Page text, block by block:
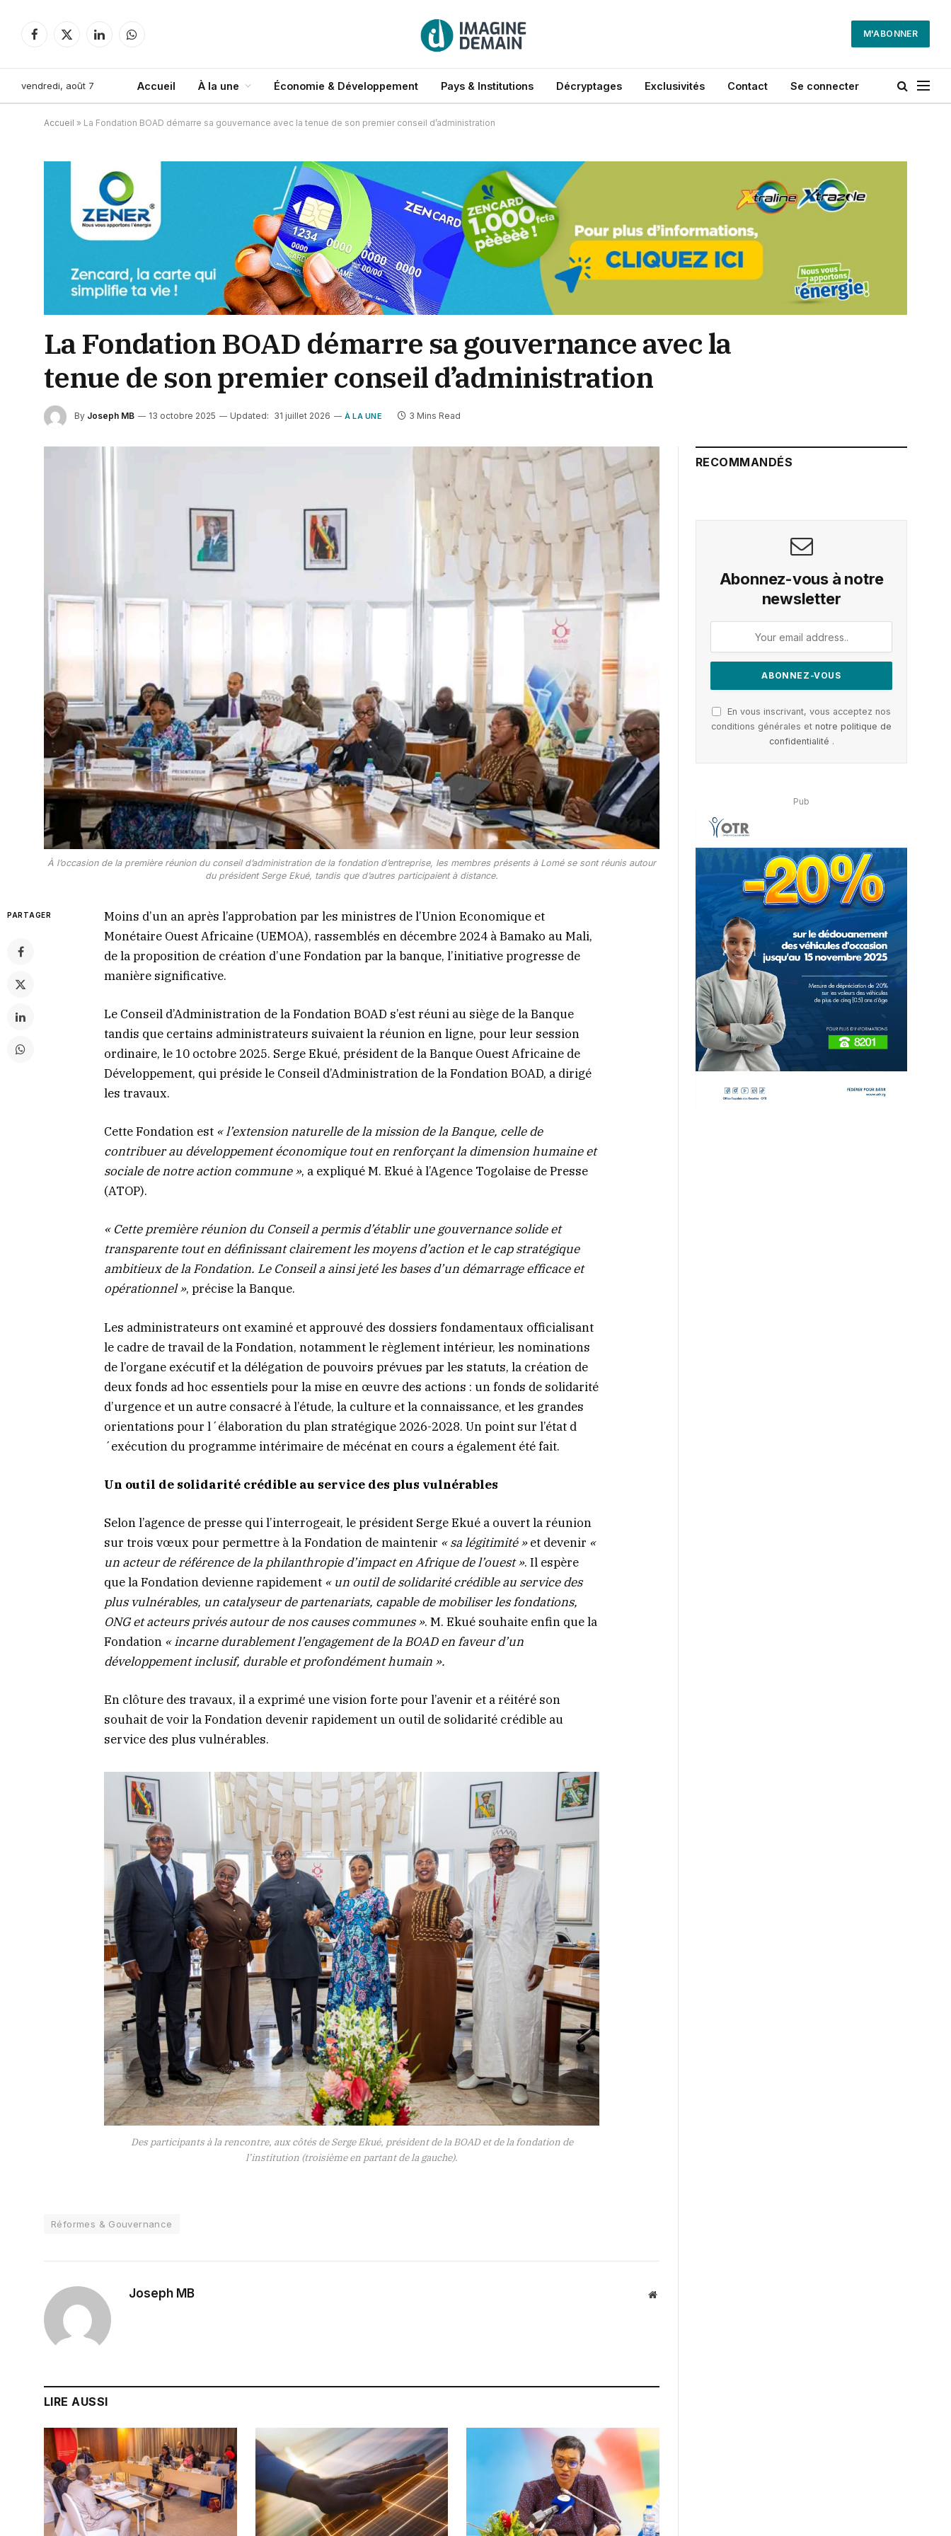
Facebook
X
LinkedInWhatsApp
M'ABONNER
vendredi, août 7 Accueil À la une Économie & Développement Pays & Institutions Décryptages Exclusivités Contact Se connecter
Accueil » La Fondation BOAD démarre sa gouvernance avec la tenue de son premier conseil d’administration
La Fondation BOAD démarre sa gouvernance avec la
tenue de son premier conseil d’administration
By Joseph MB 13 octobre 2025 Updated: 31 juillet 2026 À LA UNE 3 Mins Read
À l’occasion de la première réunion du conseil d’administration de la fondation d’entreprise, les membres présents à Lomé se sont réunis autour
du président Serge Ekué, tandis que d’autres participaient à distance.
PARTAGER
Moins d’un an après l’approbation par les ministres de l’Union Economique et
Monétaire Ouest Africaine (UEMOA), rassemblés en décembre 2024 à Bamako au Mali,
de la proposition de création d’une Fondation par la banque, l’initiative progresse de
manière significative.
Le Conseil d’Administration de la Fondation BOAD s’est réuni au siège de la Banque
tandis que certains administrateurs suivaient la réunion en ligne, pour leur session
ordinaire, le 10 octobre 2025. Serge Ekué, président de la Banque Ouest Africaine de
Développement, qui préside le Conseil d’Administration de la Fondation BOAD, a dirigé
les travaux.
Cette Fondation est « l’extension naturelle de la mission de la Banque, celle de
contribuer au développement économique tout en renforçant la dimension humaine et
sociale de notre action commune », a expliqué M. Ekué à l’Agence Togolaise de Presse
(ATOP).
« Cette première réunion du Conseil a permis d’établir une gouvernance solide et
transparente tout en définissant clairement les moyens d’action et le cap stratégique
ambitieux de la Fondation. Le Conseil a ainsi jeté les bases d’un démarrage efficace et
opérationnel », précise la Banque.
Les administrateurs ont examiné et approuvé des dossiers fondamentaux officialisant
le cadre de travail de la Fondation, notamment le règlement intérieur, les nominations
de l’organe exécutif et la délégation de pouvoirs prévues par les statuts, la création de
deux fonds ad hoc essentiels pour la mise en œuvre des actions : un fonds de solidarité
d’urgence et un autre consacré à l’étude, la culture et la connaissance, et les grandes
orientations pour l´élaboration du plan stratégique 2026-2028. Un point sur l’état d
´exécution du programme intérimaire de mécénat en cours a également été fait.
Un outil de solidarité crédible au service des plus vulnérables
Selon l’agence de presse qui l’interrogeait, le président Serge Ekué a ouvert la réunion
sur trois vœux pour permettre à la Fondation de maintenir « sa légitimité »et devenir «
un acteur de référence de la philanthropie d’impact en Afrique de l’ouest ». Il espère
que la Fondation devienne rapidement « un outil de solidarité crédible au service des
plus vulnérables, un catalyseur de partenariats, capable de mobiliser les fondations,
ONG et acteurs privés autour de nos causes communes ». M. Ekué souhaite enfin que la
Fondation « incarne durablement l’engagement de la BOAD en faveur d’un
développement inclusif, durable et profondément humain ».
En clôture des travaux, il a exprimé une vision forte pour l’avenir et a réitéré son
souhait de voir la Fondation devenir rapidement un outil de solidarité crédible au
service des plus vulnérables.
Des participants à la rencontre, aux côtés de Serge Ekué, président de la BOAD et de la fondation de
l’institution (troisième en partant de la gauche).
Réformes & Gouvernance
Joseph MB Website
LIRE AUSSI
RECOMMANDÉS
Abonnez-vous à notre
newsletter
En vous inscrivant, vous acceptez nos
conditions générales et notre politique de
confidentialité .
Pub